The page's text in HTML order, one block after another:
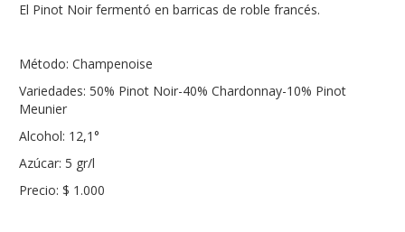
El Pinot Noir fermentó en barricas de roble francés.
Método: Champenoise
Variedades: 50% Pinot Noir-40% Chardonnay-10% Pinot
Meunier
Alcohol: 12,1°
Azúcar: 5 gr/l
Precio: $ 1.000